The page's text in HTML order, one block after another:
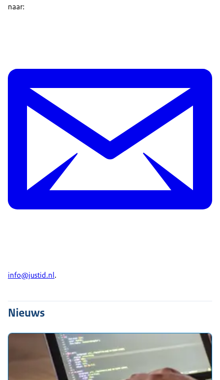
naar:
info@justid.nl .
Nieuws